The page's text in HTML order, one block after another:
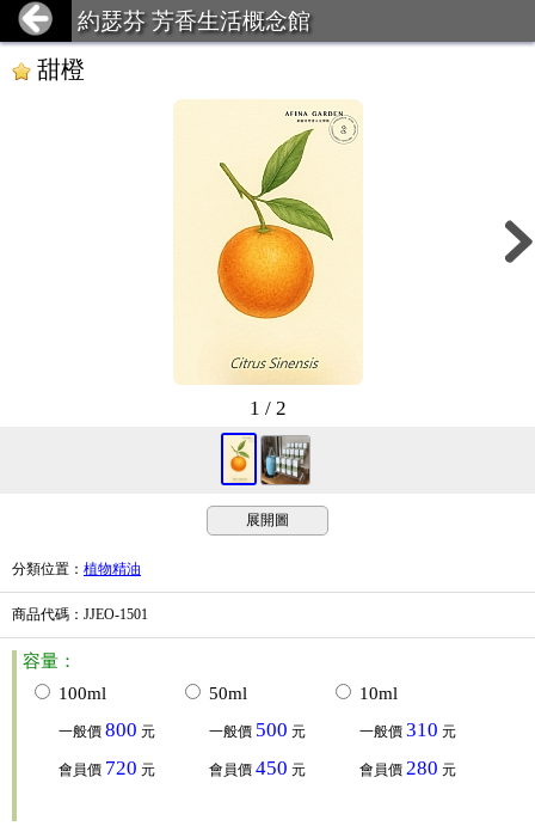
約瑟芬 芳香生活概念館
甜橙
1 / 2
展開圖
分類位置 ： 植物精油
商品代碼 ：JJEO-1501
容量：
100ml
一般價 800 元
會員價 720 元
50ml
一般價 500 元
會員價 450 元
10ml
一般價 310 元
會員價 280 元